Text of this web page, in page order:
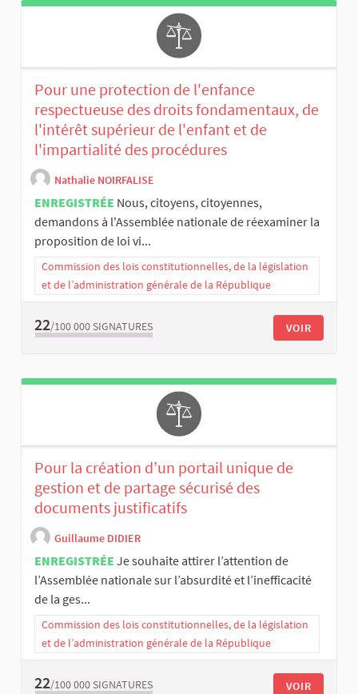
Pour une protection de l'enfance
respectueuse des droits fondamentaux, de
l'intérêt supérieur de l'enfant et de
l'impartialité des procédures
Nathalie NOIRFALISE
ENREGISTRÉE Nous, citoyens, citoyennes,
demandons à l'Assemblée nationale de réexaminer la
proposition de loi vi...
Commission des lois constitutionnelles, de la législation
et de l’administration générale de la République
22/100 000 SIGNATURES VOIR
Pour la création d’un portail unique de
gestion et de partage sécurisé des
documents justificatifs
Guillaume DIDIER
ENREGISTRÉE Je souhaite attirer l’attention de
l’Assemblée nationale sur l’absurdité et l’inefficacité
de la ges...
Commission des lois constitutionnelles, de la législation
et de l’administration générale de la République
22/100 000 SIGNATURES VOIR